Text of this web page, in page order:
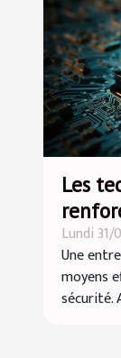
Les
Lundi 31/
Une
moyens
sécurité.